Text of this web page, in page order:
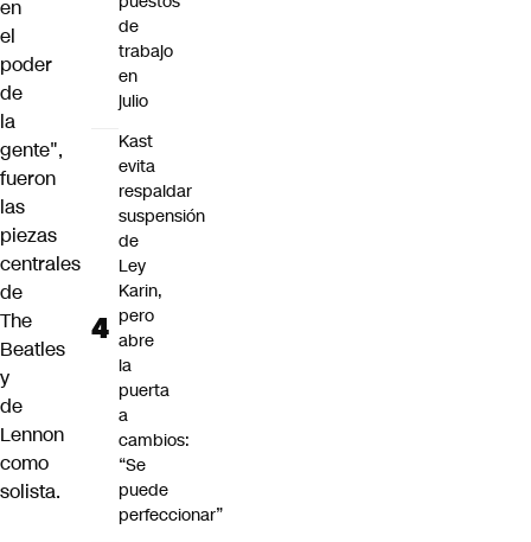
en
el
poder
de
la
gente",
fueron
las
piezas
centrales
de
The
Beatles
y
de
Lennon
como
solista.
de
trabajo
en
julio
Kast
evita
respaldar
suspensión
de
Ley
Karin,
pero
abre
la
puerta
a
cambios:
“Se
puede
perfeccionar”